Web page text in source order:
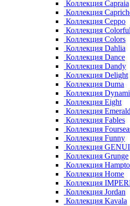
Коллекция Capraia
Коллекция
Коллекция Ceppo
Коллекция Colorful
Коллекция Colors
Коллекция Dahlia
Коллекция Dance
Коллекция Dandy
Коллекция Delight
Коллекция Duma
Коллекция
Коллекция Eight
Коллекция
Коллекция Fables
Коллекция
Коллекция Funny
Коллекция
Коллекция Grunge
Коллекция
Коллекция Home
Коллекция
Коллекция Jordan
Коллекция Kavala